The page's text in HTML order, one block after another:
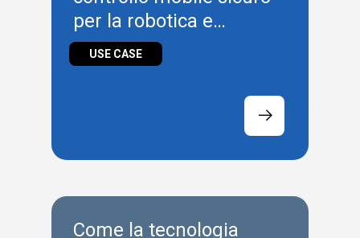
per la robotica e
l'intralogistica
USE CASE
Come la tecnologia